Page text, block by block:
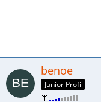
benoe
Junior Profi